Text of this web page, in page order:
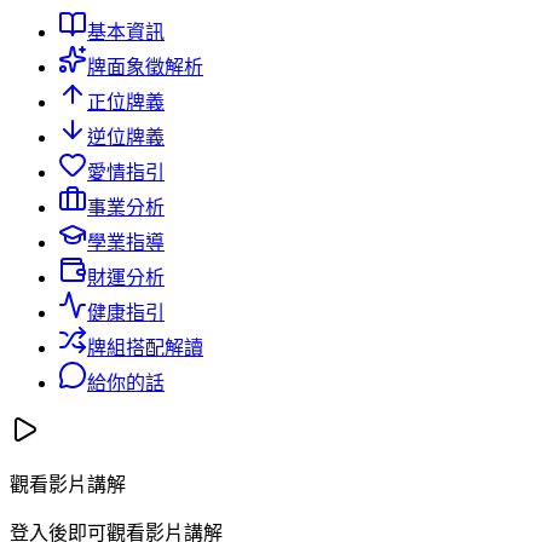
基本資訊
牌面象徵解析
正位牌義
逆位牌義
愛情指引
事業分析
學業指導
財運分析
健康指引
牌組搭配解讀
給你的話
觀看影片講解
登入後即可觀看影片講解